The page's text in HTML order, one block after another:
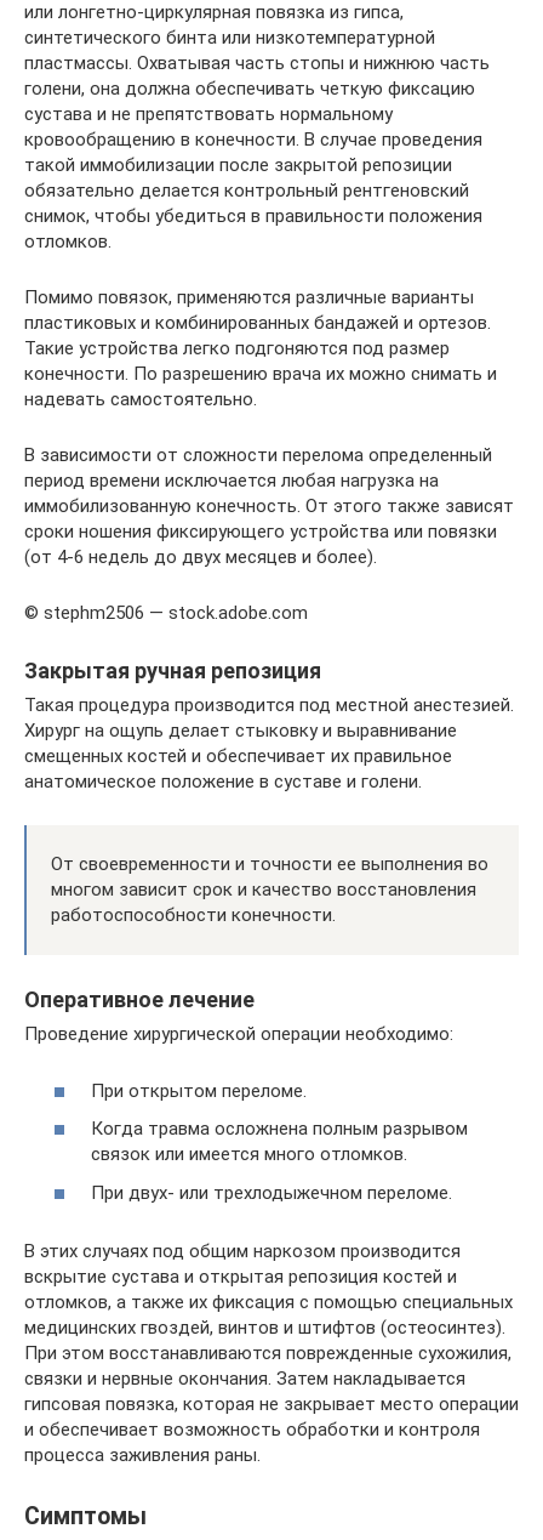
или лонгетно-циркулярная повязка из гипса,
синтетического бинта или низкотемпературной
пластмассы. Охватывая часть стопы и нижнюю часть
голени, она должна обеспечивать четкую фиксацию
сустава и не препятствовать нормальному
кровообращению в конечности. В случае проведения
такой иммобилизации после закрытой репозиции
обязательно делается контрольный рентгеновский
снимок, чтобы убедиться в правильности положения
отломков.
Помимо повязок, применяются различные варианты
пластиковых и комбинированных бандажей и ортезов.
Такие устройства легко подгоняются под размер
конечности. По разрешению врача их можно снимать и
надевать самостоятельно.
В зависимости от сложности перелома определенный
период времени исключается любая нагрузка на
иммобилизованную конечность. От этого также зависят
сроки ношения фиксирующего устройства или повязки
(от 4-6 недель до двух месяцев и более).
© stephm2506 — stock.adobe.com
Закрытая ручная репозиция
Такая процедура производится под местной анестезией.
Хирург на ощупь делает стыковку и выравнивание
смещенных костей и обеспечивает их правильное
анатомическое положение в суставе и голени.
От своевременности и точности ее выполнения во
многом зависит срок и качество восстановления
работоспособности конечности.
Оперативное лечение
Проведение хирургической операции необходимо:
При открытом переломе.
Когда травма осложнена полным разрывом
связок или имеется много отломков.
При двух- или трехлодыжечном переломе.
В этих случаях под общим наркозом производится
вскрытие сустава и открытая репозиция костей и
отломков, а также их фиксация с помощью специальных
медицинских гвоздей, винтов и штифтов (остеосинтез).
При этом восстанавливаются поврежденные сухожилия,
связки и нервные окончания. Затем накладывается
гипсовая повязка, которая не закрывает место операции
и обеспечивает возможность обработки и контроля
процесса заживления раны.
Симптомы